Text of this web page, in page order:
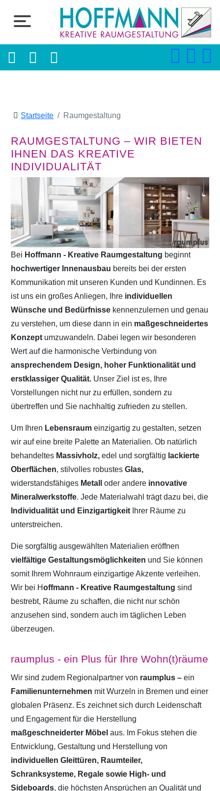
Startseite Raumgestaltung
RAUMGESTALTUNG – WIR BIETEN
IHNEN DAS KREATIVE
INDIVIDUALITÄT
Bei Hoffmann - Kreative Raumgestaltung beginnt
hochwertiger Innenausbau bereits bei der ersten
Kommunikation mit unseren Kunden und Kundinnen. Es
ist uns ein großes Anliegen, Ihre individuellen
Wünsche und Bedürfnisse kennenzulernen und genau
zu verstehen, um diese dann in ein maßgeschneidertes
Konzept umzuwandeln. Dabei legen wir besonderen
Wert auf die harmonische Verbindung von
ansprechendem Design, hoher Funktionalität und
erstklassiger Qualität. Unser Ziel ist es, Ihre
Vorstellungen nicht nur zu erfüllen, sondern zu
übertreffen und Sie nachhaltig zufrieden zu stellen.
Um Ihren Lebensraumeinzigartig zu gestalten, setzen
wir auf eine breite Palette an Materialien. Ob natürlich
behandeltes Massivholz, edel und sorgfältig lackierte
Oberflächen, stilvolles robustesGlas,
widerstandsfähiges Metalloder andere innovative
Mineralwerkstoffe. Jede Materialwahl trägt dazu bei, die
Individualität und Einzigartigkeit Ihrer Räume zu
unterstreichen.
Die sorgfältig ausgewählten Materialien eröffnen
vielfältige Gestaltungsmöglichkeiten und Sie können
somit Ihrem Wohnraum einzigartige Akzente verleihen.
Wir bei Hoffmann - Kreative Raumgestaltung sind
bestrebt, Räume zu schaffen, die nicht nur schön
anzusehen sind, sondern auch im täglichen Leben
überzeugen.
raumplus - ein Plus für Ihre Wohn(t)räume
Wir sind zudem Regionalpartner von raumplus – ein
Familienunternehmen mit Wurzeln in Bremen und einer
globalen Präsenz. Es zeichnet sich durch Leidenschaft
und Engagement für die Herstellung
maßgeschneiderter Möbelaus. Im Fokus stehen die
Entwicklung, Gestaltung und Herstellung von
individuellen Gleittüren, Raumteiler,
Schranksysteme, Regale sowie High- und
Sideboards, die höchsten Ansprüchen an Qualität und